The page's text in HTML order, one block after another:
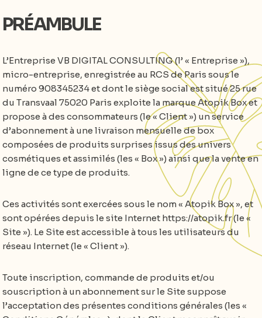
PRÉAMBULE
L’Entreprise VB DIGITAL CONSULTING (l’ « Entreprise »),
micro-entreprise, enregistrée au RCS de Paris sous le
numéro 908345234 et dont le siège social est situé 25 rue
du Transvaal 75020 Paris exploite la marque Atopik Box et
propose à des consommateurs (le « Client ») un service
d’abonnement à une livraison mensuelle de box
composées de produits surprises issus des univers
cosmétiques et assimilés (les « Box ») ainsi que la vente en
ligne de ce type de produits.
Ces activités sont exercées sous le nom « Atopik Box », et
sont opérées depuis le site Internet https://atopik.fr (le «
Site »). Le Site est accessible à tous les utilisateurs du
réseau Internet (le « Client »).
Toute inscription, commande de produits et/ou
souscription à un abonnement sur le Site suppose
l’acceptation des présentes conditions générales (les «